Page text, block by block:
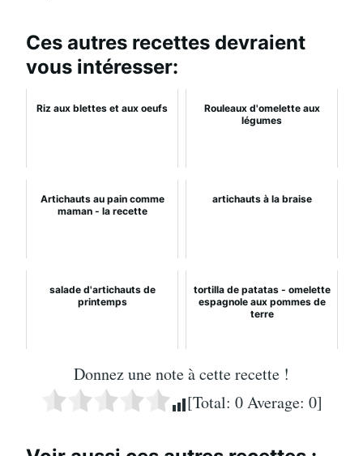
Ces autres recettes devraient
vous intéresser:
Riz aux blettes et aux oeufs
Rouleaux d'omelette aux
légumes
Artichauts au pain comme
maman - la recette
artichauts à la braise
salade d'artichauts de
printemps
tortilla de patatas - omelette
espagnole aux pommes de
terre
Donnez une note à cette recette !
[Total: 0Average: 0]